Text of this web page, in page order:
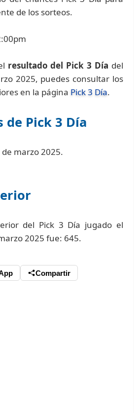
de los sorteos.
resultado del Pick 3 Día del
2025, puedes consultar los
en la página Pick 3 Día.
de Pick 3 Día
marzo 2025.
del Pick 3 Día jugado el
2025 fue: 645.
Compartir